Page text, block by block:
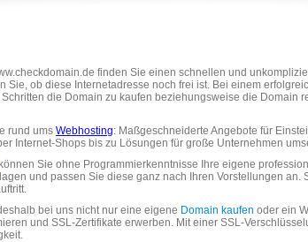
finden Sie einen schnellen und
Sie, ob diese Internetadresse noch frei ist. Bei einem
die Domain zu kaufen beziehungsweise die Domain
rund ums Webhosting: Maßgeschneiderte Angebote für
Internet-Shops bis zu Lösungen für große Unternehmen
können Sie ohne Programmierkenntnisse Ihre eigene
und passen Sie diese ganz nach Ihren Vorstellungen an.
bei uns nicht nur eine eigene Domain kaufen oder ein
und SSL-Zertifikate erwerben. Mit einer SSL-